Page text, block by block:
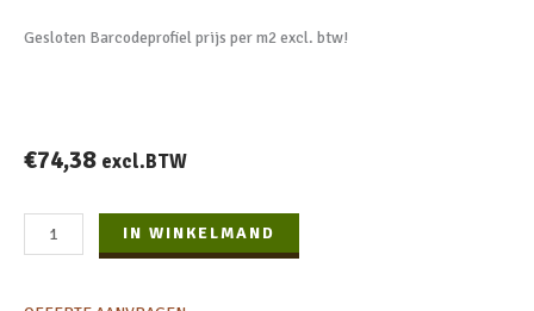
Gesloten Barcodeprofiel prijs per m2 excl. btw!
€74,38 excl.BTW
Thermisch
Gemodificeerd
IN WINKELMAND